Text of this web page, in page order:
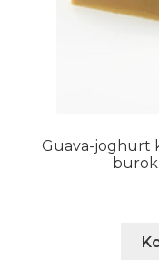
Guava-joghurt